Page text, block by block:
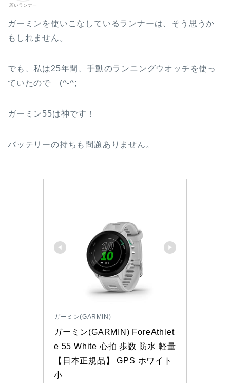
若いランナー
ガーミンを使いこなしているランナーは、そう思うか
もしれません。
でも、私は25年間、手動のランニングウオッチを使っ
ていたので (^-^;
ガーミン55は神です！
バッテリーの持ちも問題ありません。
ガーミン(GARMIN)
ガーミン(GARMIN) ForeAthlet
e 55 White 心拍 歩数 防水 軽量
【日本正規品】 GPS ホワイト
小